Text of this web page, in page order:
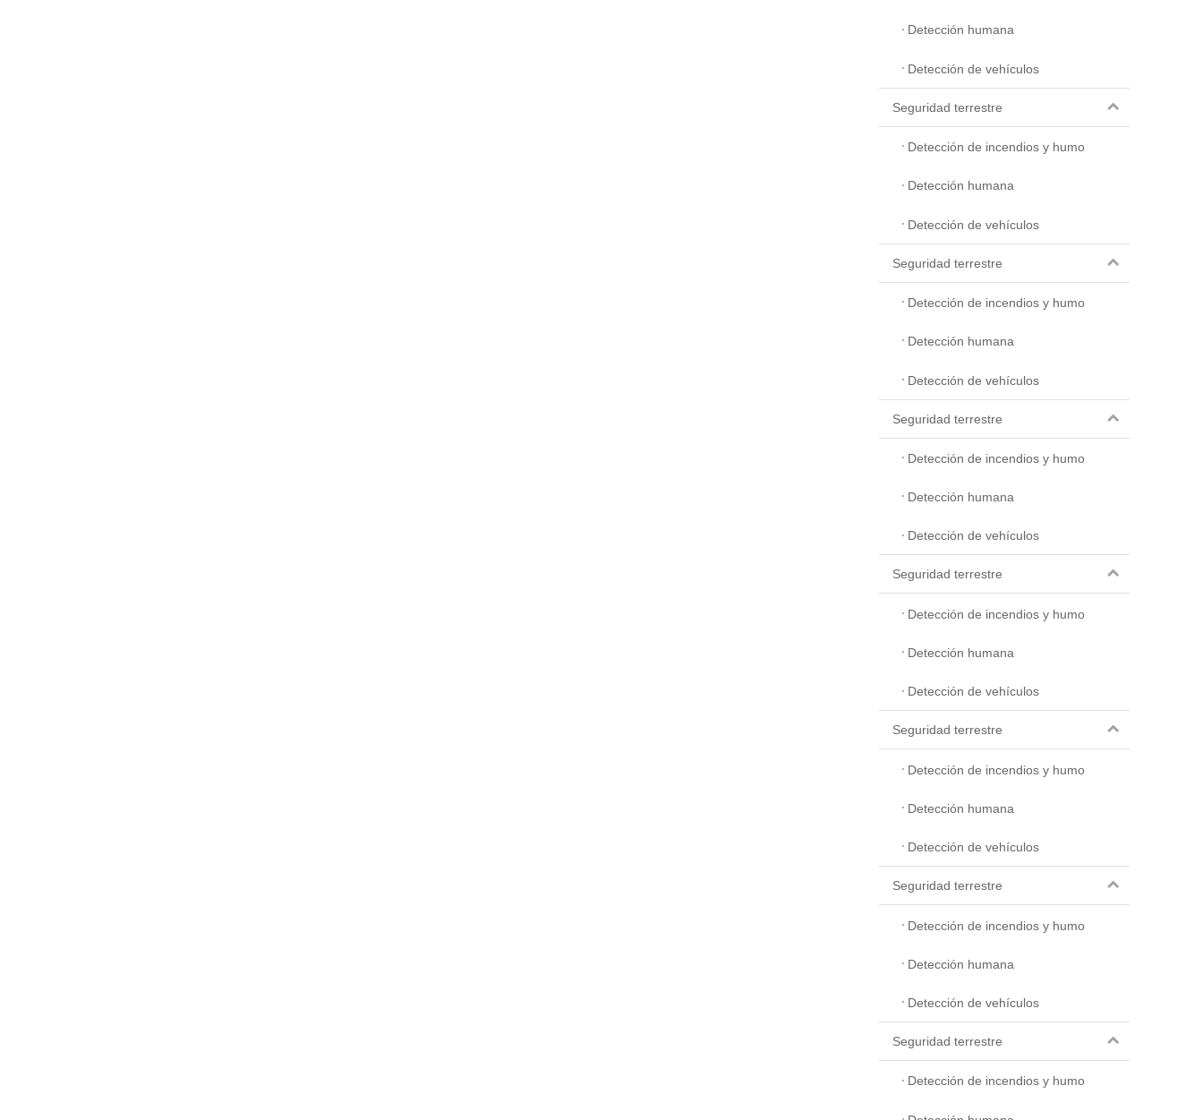
Detección humana
Detección de vehículos
Seguridad terrestre
Detección de incendios y humo
Detección humana
Detección de vehículos
Seguridad terrestre
Detección de incendios y humo
Detección humana
Detección de vehículos
Seguridad terrestre
Detección de incendios y humo
Detección humana
Detección de vehículos
Seguridad terrestre
Detección de incendios y humo
Detección humana
Detección de vehículos
Seguridad terrestre
Detección de incendios y humo
Detección humana
Detección de vehículos
Seguridad terrestre
Detección de incendios y humo
Detección humana
Detección de vehículos
Seguridad terrestre
Detección de incendios y humo